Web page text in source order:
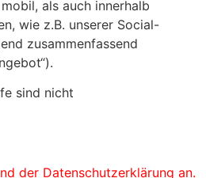
als auch innerhalb
wie z.B. unserer Social-
zusammenfassend
sind nicht
der Datenschutzerklärung an.